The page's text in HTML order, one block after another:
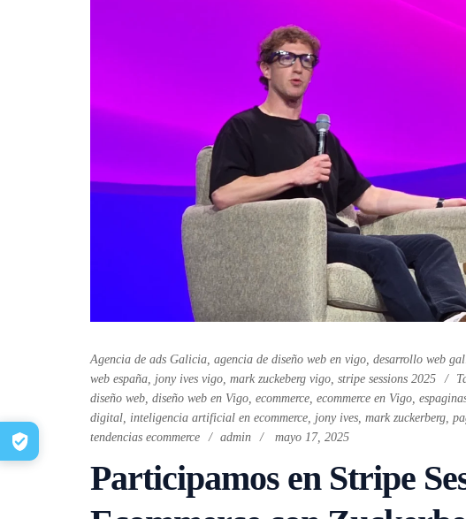
Agencia de ads Galicia agencia de diseño web en vigo desarrollo web
web españa jony ives vigo mark zuckeberg vigo stripe sessions 2025
diseño web diseño web en Vigo ecommerce ecommerce en Vigo
digital inteligencia artificial en ecommerce jony ives mark zuckerberg
tendencias ecommerce
admin mayo 17, 2025
Participamos en Stripe